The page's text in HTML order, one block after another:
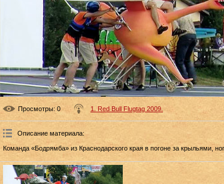
Просмотры: 0 1. Red Bull Flugtag 2009.
Описание материала:
Команда «Бодрямба» из Краснодарского края в погоне за крыльями,